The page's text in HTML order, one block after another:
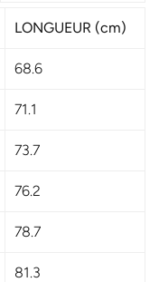
dernières
Neter
LONGUEUR (cm)
68.6
71.1
73.7
76.2
78.7
81.3